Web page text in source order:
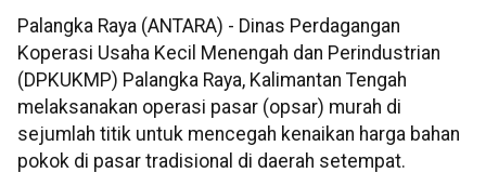
Palangka Raya (ANTARA) - Dinas Perdagangan
Koperasi Usaha Kecil Menengah dan Perindustrian
(DPKUKMP) Palangka Raya, Kalimantan Tengah
melaksanakan operasi pasar (opsar) murah di
sejumlah titik untuk mencegah kenaikan harga bahan
pokok di pasar tradisional di daerah setempat.